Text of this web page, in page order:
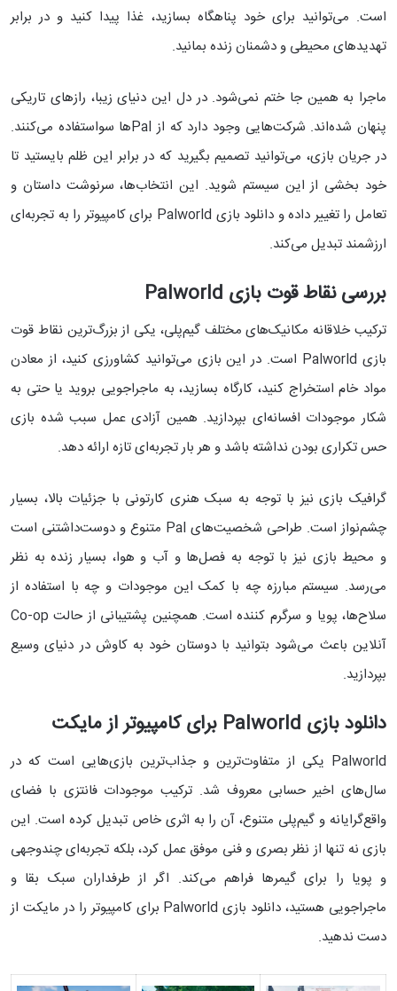
است. می‌توانید برای خود پناهگاه بسازید، غذا پیدا کنید و در برابر
تهدیدهای محیطی و دشمنان زنده بمانید.
ماجرا به همین جا ختم نمی‌شود. در دل این دنیای زیبا، رازهای تاریکی
پنهان شده‌اند. شرکت‌هایی وجود دارد که از Palها سواستفاده می‌کنند.
در جریان بازی، می‌توانید تصمیم بگیرید که در برابر این ظلم بایستید تا
خود بخشی از این سیستم شوید. این انتخاب‌ها، سرنوشت داستان و
تعامل را تغییر داده و دانلود بازی Palworld برای کامپیوتر را به تجربه‌ای
ارزشمند تبدیل می‌کند.
بررسی نقاط قوت بازی Palworld
ترکیب خلاقانه مکانیک‌های مختلف گیم‌پلی، یکی از بزرگ‌ترین نقاط قوت
بازی Palworld است. در این بازی می‌توانید کشاورزی کنید، از معادن
مواد خام استخراج کنید، کارگاه بسازید، به ماجراجویی بروید یا حتی به
شکار موجودات افسانه‌ای بپردازید. همین آزادی عمل سبب شده بازی
حس تکراری بودن نداشته باشد و هر بار تجربه‌ای تازه ارائه دهد.
گرافیک بازی نیز با توجه به سبک هنری کارتونی با جزئیات بالا، بسیار
چشم‌نواز است. طراحی شخصیت‌‎های Pal متنوع و دوست‌داشتنی است
و محیط بازی نیز با توجه به فصل‌ها و آب و هوا، بسیار زنده به نظر
می‌رسد. سیستم مبارزه چه با کمک این موجودات و چه با استفاده از
سلاح‌ها، پویا و سرگرم کننده است. همچنین پشتیبانی از حالت Co-op
آنلاین باعث می‌شود بتوانید با دوستان خود به کاوش در دنیای وسیع
بپردازید.
دانلود بازی Palworld برای کامپیوتر از مایکت
Palworld یکی از متفاوت‌ترین و جذاب‌ترین بازی‌هایی است که در
سال‌های اخیر حسابی معروف شد. ترکیب موجودات فانتزی با فضای
واقع‌گرایانه و گیم‌پلی متنوع، آن را به اثری خاص تبدیل کرده است. این
بازی نه تنها از نظر بصری و فنی موفق عمل کرد، بلکه تجربه‌ای چندوجهی
و پویا را برای گیمرها فراهم می‌کند. اگر از طرفداران سبک بقا و
ماجراجویی هستید، دانلود بازی Palworld برای کامپیوتر را در مایکت از
دست ندهید.